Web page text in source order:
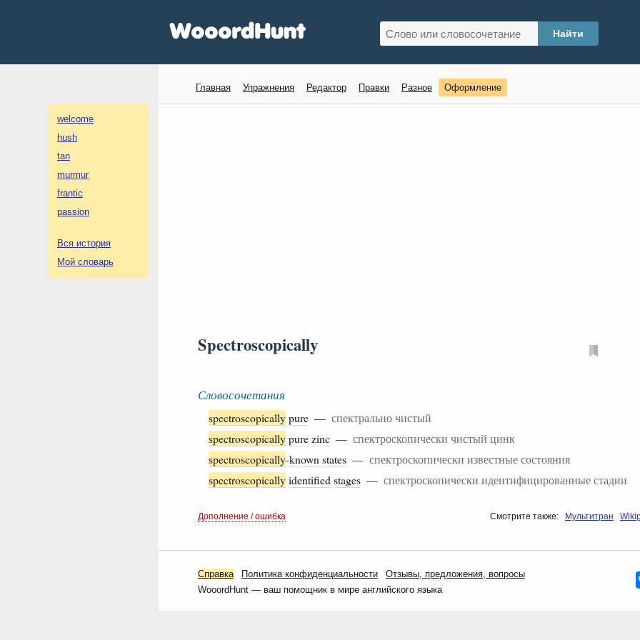
welcome
hush
tan
murmur
frantic
passion
Вся история
Мой словарь
Главная Упражнения Редактор Правки Разное Оформление
Spectroscopically
Словосочетания
spectroscopicallypure — спектрально чистый
spectroscopicallypurezinc — спектроскопически чистый цинк
spectroscopically-known states — спектроскопически известные состояния
spectroscopicallyidentified stages — спектроскопически идентифицированные стадии
Дополнение / ошибка Смотрите также: Мультитран
Справка Политика конфиденциальности
Oтзывы, предложения, вопросы
WooordHunt — ваш помощник в мире английского языка